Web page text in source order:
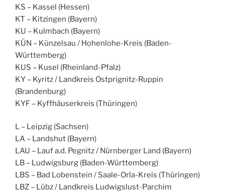
KS – Kassel (Hessen)
KT – Kitzingen (Bayern)
KU – Kulmbach (Bayern)
KÜN – Künzelsau / Hohenlohe-Kreis (Baden-
Württemberg)
KUS – Kusel (Rheinland-Pfalz)
KY – Kyritz / Landkreis Ostprignitz-Ruppin
(Brandenburg)
KYF – Kyffhäuserkreis (Thüringen)
L – Leipzig (Sachsen)
LA – Landshut (Bayern)
LAU – Lauf a.d. Pegnitz / Nürnberger Land (Bayern)
LB – Ludwigsburg (Baden-Württemberg)
LBS – Bad Lobenstein / Saale-Orla-Kreis (Thüringen)
LBZ – Lübz / Landkreis Ludwigslust-Parchim